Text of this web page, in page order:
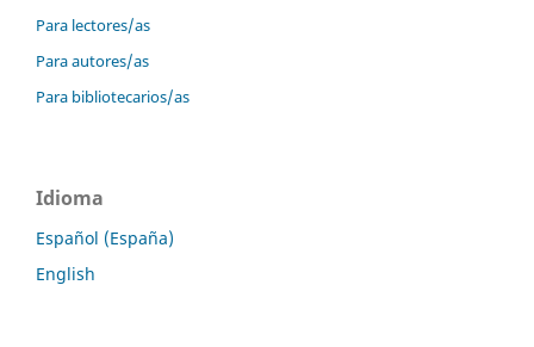
Para lectores/as
Para autores/as
Para bibliotecarios/as
Idioma
Español (España)
English